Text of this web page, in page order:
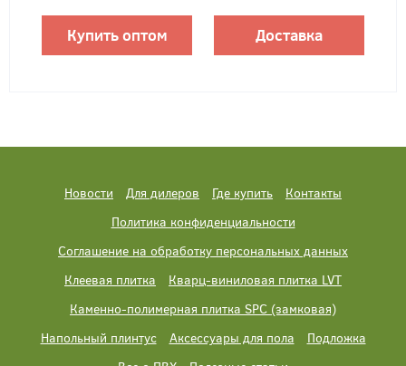
Купить оптом Доставка
Новости Для дилеров Где купить
Контакты
Политика конфиденциальности
Соглашение на обработку персональных данных
Клеевая плитка
Кварц-виниловая плитка LVT
Каменно-полимерная плитка SPC (замковая)
Напольный плинтус
Аксессуары для пола
Подложка